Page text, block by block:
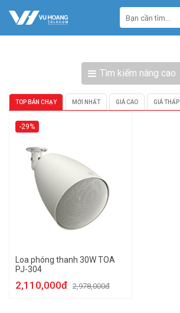
Tìm kiếm nâng cao
TOP BÁN CHẠY MỚI NHẤT GIÁ CAO GIÁ THẤP
-29%
Loa phóng thanh 30W TOA
PJ-304
2,110,000đ 2,978,000đ